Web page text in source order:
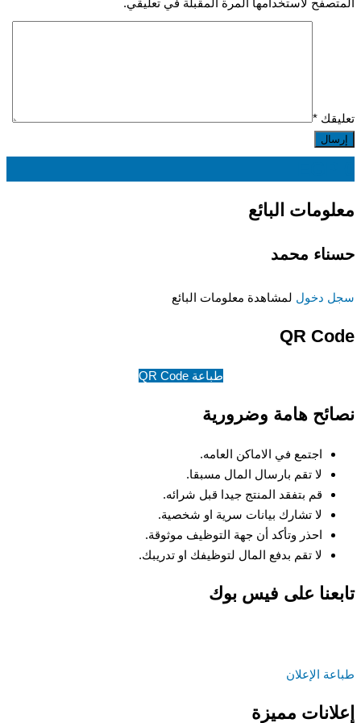
تعليقك *
معلومات البائع
حسناء محمد
سجل دخول لمشاهدة معلومات البائع
QR Code
طباعة QR Code
نصائح هامة وضرورية
اجتمع في الاماكن العامه.
لا تقم بارسال المال مسبقا.
قم بتفقد المنتج جيدا قبل شرائه.
لا تشارك بيانات سرية او شخصية.
احذر وتأكد أن جهة التوظيف موثوقة.
لا تقم بدفع المال لتوظيفك او تدريبك.
تابعنا على فيس بوك
طباعة الإعلان
إعلانات مميزة